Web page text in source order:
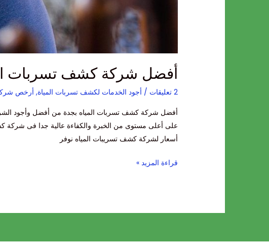
أفضل شركة كشف تسربات
2 تعليقات / أجود الخدمات لكشف تسربات المياة, أرخص
أفضل شركة كشف تسربات المياه بجدة من أفضل وأجود
على أعلى مستوى من الخبرة والكفاءة عالية جدا فى
أسعار لشركة كشف تسريبات المياه نوفر
قراءة المزيد »